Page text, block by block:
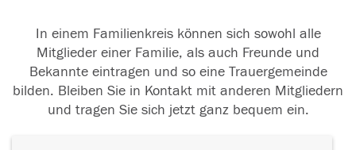
In einem Familienkreis können sich sowohl alle
Mitglieder einer Familie, als auch Freunde und
Bekannte eintragen und so eine Trauergemeinde
bilden. Bleiben Sie in Kontakt mit anderen Mitgliedern
und tragen Sie sich jetzt ganz bequem ein.